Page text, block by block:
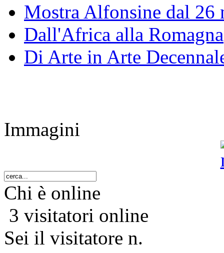
Mostra Alfonsine dal 26
Dall'Africa alla Romagna
Di Arte in Arte
Immagini
Chi è online
3 visitatori online
Sei il visitatore n.